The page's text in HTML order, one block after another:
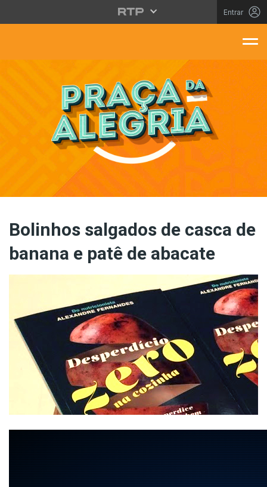
Saltar para o conteúdo principal
Entrar
Bolinhos salgados de casca de
banana e patê de abacate